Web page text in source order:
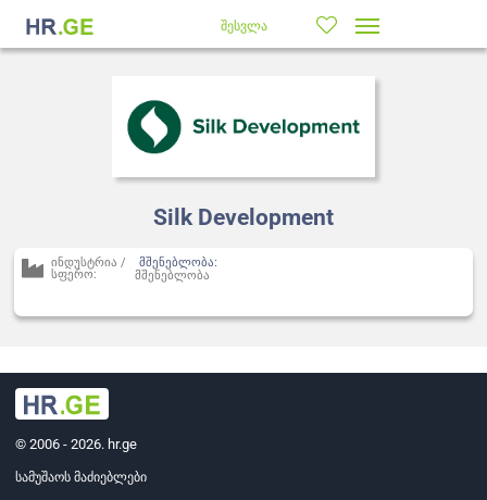
შესვლა
Silk Development
ინდუსტრია /
სფერო:
მშენებლობა:
მშენებლობა
© 2006 - 2026. hr.ge
სამუშაოს მაძიებლები